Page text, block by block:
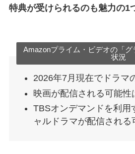
特典が受けられるのも魅力の1
Amazonプライム・ビデオの「
状況
2026年7月現在でドラマ
映画が配信される可能性
TBSオンデマンドを利用
ャルドラマが配信される